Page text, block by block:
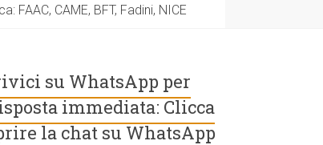
CAME, BFT, Fadini, NICE
su WhatsApp per
immediata: Clicca
la chat su WhatsApp